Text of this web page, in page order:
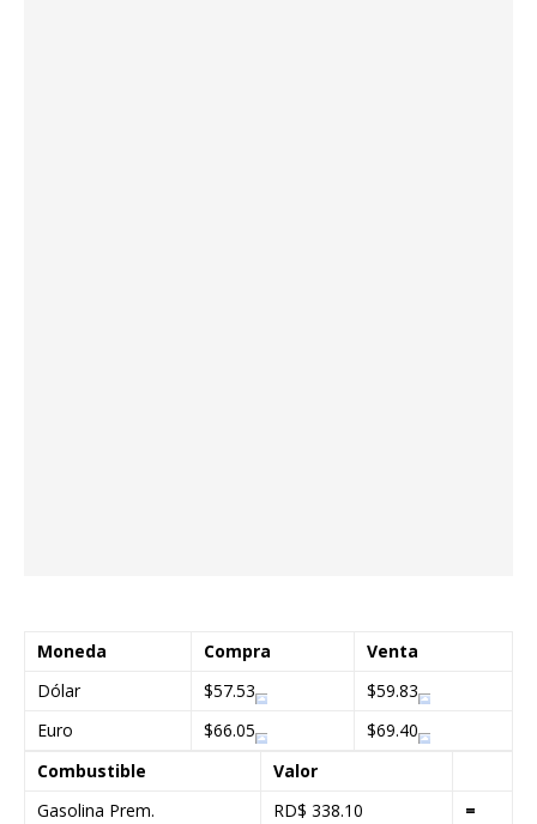
Moneda Compra
Venta
Dólar
$57.53
$59.83
Euro
$66.05
$69.40
Combustible
Valor
Gasolina Prem.
RD$ 338.10
=